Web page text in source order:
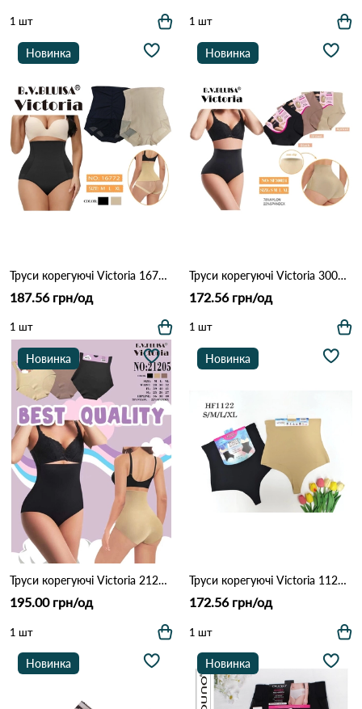
1 шт 1 шт
Новинка
Труси корегуючі Victoria 16772 13с Різні кольори
187.56 грн/од
1 шт
Новинка
Труси корегуючі Victoria 30024 11д Різні кольори
172.56 грн/од
1 шт
Новинка
Труси корегуючі Victoria 21205 11д Різні кольори
195.00 грн/од
1 шт
Новинка
Труси корегуючі Victoria 1122 12а Різні кольори
172.56 грн/од
1 шт
Новинка Новинка